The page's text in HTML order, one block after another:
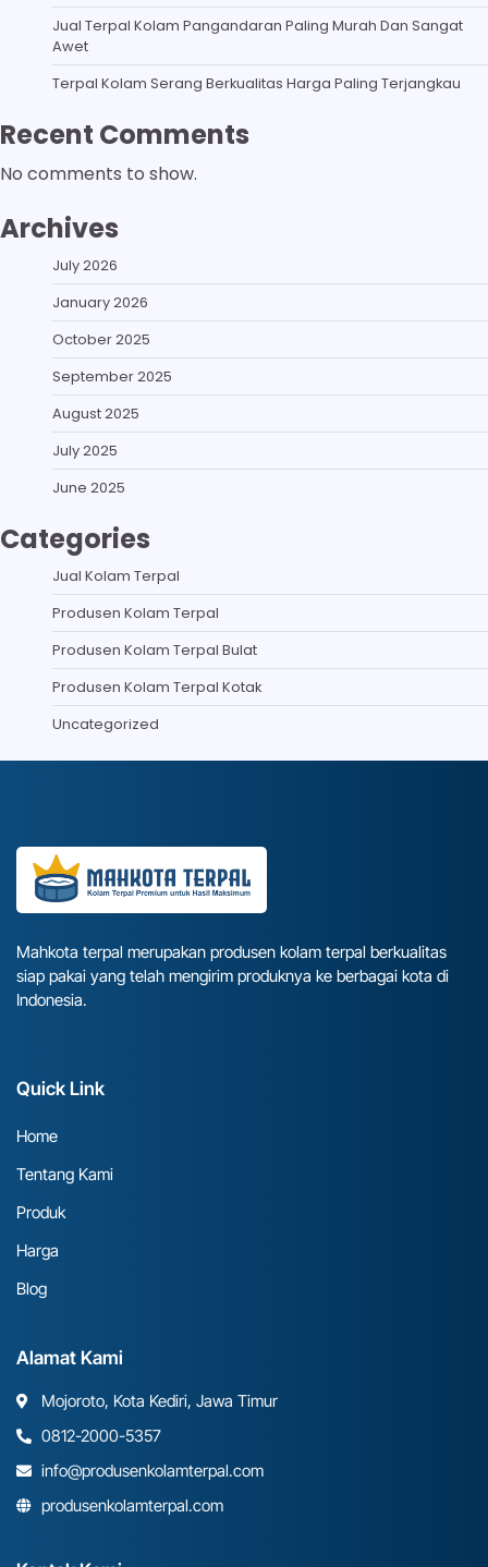
Jual Terpal Kolam Pangandaran Paling Murah Dan Sangat
Awet
Terpal Kolam Serang Berkualitas Harga Paling Terjangkau
Recent Comments
No comments to show.
Archives
July 2026
January 2026
October 2025
September 2025
August 2025
July 2025
June 2025
Categories
Jual Kolam Terpal
Produsen Kolam Terpal
Produsen Kolam Terpal Bulat
Produsen Kolam Terpal Kotak
Uncategorized
Mahkota terpal merupakan produsen kolam terpal berkualitas
siap pakai yang telah mengirim produknya ke berbagai kota di
Indonesia.
Quick Link
Home
Tentang Kami
Produk
Harga
Blog
Alamat Kami
Mojoroto, Kota Kediri, Jawa Timur
0812-2000-5357
info@produsenkolamterpal.com
produsenkolamterpal.com